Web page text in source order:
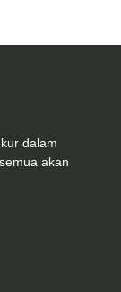
dalam
akan